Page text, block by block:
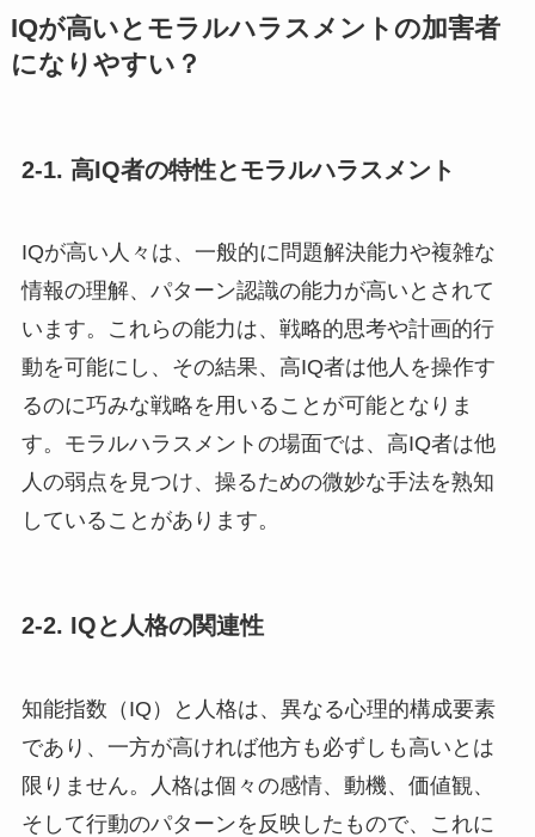
IQが高いとモラルハラスメントの加害者
になりやすい？
2-1. 高IQ者の特性とモラルハラスメント
IQが高い人々は、一般的に問題解決能力や複雑な
情報の理解、パターン認識の能力が高いとされて
います。これらの能力は、戦略的思考や計画的行
動を可能にし、その結果、高IQ者は他人を操作す
るのに巧みな戦略を用いることが可能となりま
す。モラルハラスメントの場面では、高IQ者は他
人の弱点を見つけ、操るための微妙な手法を熟知
していることがあります。
2-2. IQと人格の関連性
知能指数（IQ）と人格は、異なる心理的構成要素
であり、一方が高ければ他方も必ずしも高いとは
限りません。人格は個々の感情、動機、価値観、
そして行動のパターンを反映したもので、これに